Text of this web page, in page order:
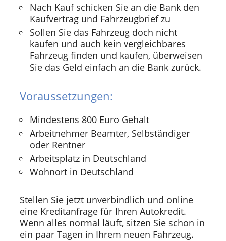
Nach Kauf schicken Sie an die Bank den
Kaufvertrag und Fahrzeugbrief zu
Sollen Sie das Fahrzeug doch nicht
kaufen und auch kein vergleichbares
Fahrzeug finden und kaufen, überweisen
Sie das Geld einfach an die Bank zurück.
Voraussetzungen:
Mindestens 800 Euro Gehalt
Arbeitnehmer Beamter, Selbständiger
oder Rentner
Arbeitsplatz in Deutschland
Wohnort in Deutschland
Stellen Sie jetzt unverbindlich und online
eine Kreditanfrage für Ihren Autokredit.
Wenn alles normal läuft, sitzen Sie schon in
ein paar Tagen in Ihrem neuen Fahrzeug.